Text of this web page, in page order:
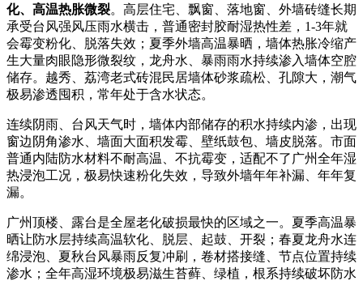
化、高温热胀微裂。高层住宅、飘窗、落地窗、外墙砖缝长期
承受台风强风压雨水横击，普通密封胶耐湿热性差，1-3年就
会霉变粉化、脱落失效；夏季外墙高温暴晒，墙体热胀冷缩产
生大量肉眼隐形微裂纹，龙舟水、暴雨雨水持续渗入墙体空腔
储存。越秀、荔湾老式砖混民居墙体砂浆疏松、孔隙大，潮气
极易渗透囤积，常年处于含水状态。
连续阴雨、台风天气时，墙体内部储存的积水持续内渗，出现
窗边阴角渗水、墙面大面积发霉、壁纸鼓包、墙皮脱落。市面
普通内陆防水材料不耐高温、不抗霉变，适配不了广州全年湿
热浸泡工况，极易快速粉化失效，导致外墙年年补漏、年年复
漏。
广州顶楼、露台是全屋老化破损最快的区域之一。夏季高温暴
晒让防水层持续高温软化、脱层、起鼓、开裂；春夏龙舟水连
绵浸泡、夏秋台风暴雨反复冲刷，卷材搭接缝、节点位置持续
渗水；全年高湿环境极易滋生苔藓、绿植，根系持续破坏防水